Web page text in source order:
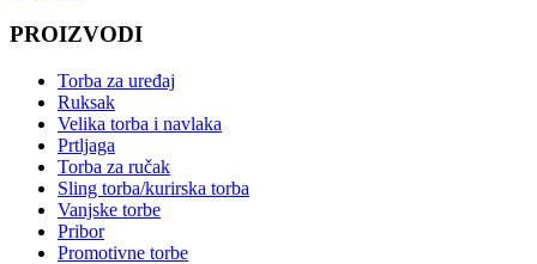
PROIZVODI
Torba za uređaj
Ruksak
Velika torba i navlaka
Prtljaga
Torba za ručak
Sling torba/kurirska torba
Vanjske torbe
Pribor
Promotivne torbe